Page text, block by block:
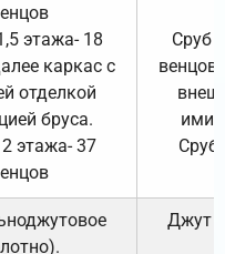
этажа- 18
каркас с
отделкой
бруса.
этажа- 37
Сруб
Сруб
Джут